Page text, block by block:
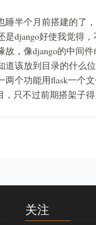
半个月前搭建的了
django好使我觉得
，像django的中间件
道该放到目录的什么
个功能用flask一个
只不过前期搭架子得
关注